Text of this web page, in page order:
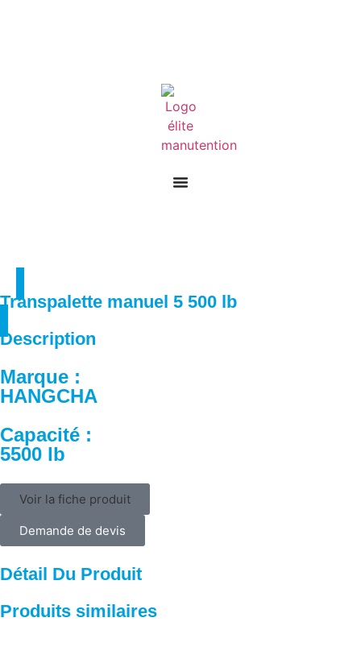
Transpalette manuel 5 500 lb
Description
Marque :
HANGCHA
Capacité :
5500 lb
Voir la fiche produit
Demande de devis
Détail Du Produit
Produits similaires